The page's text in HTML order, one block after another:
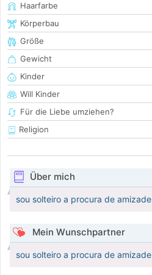
Haarfarbe
Körperbau
Größe
Gewicht
Kinder
Will Kinder
Für die Liebe umziehen?
Religion
Über mich
sou solteiro a procura de amizade
Mein Wunschpartner
sou solteiro a procura de amizade